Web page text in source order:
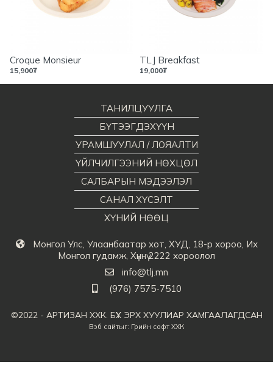
Croque Monsieur
15,900₮
TLJ Breakfast
19,000₮
Монгол Улс, Улаанбаатар хот, ХУД, 18-р хороо, Их
Монгол гудамж, Хүннү 2222 хороолол
info@tlj.mn
(976) 7575-7510
ТАНИЛЦУУЛГА
БҮТЭЭГДЭХҮҮН
УРАМШУУЛАЛ / ЛОЯАЛТИ
ҮЙЛЧИЛГЭЭНИЙ НӨХЦӨЛ
САЛБАРЫН МЭДЭЭЛЭЛ
САНАЛ ХҮСЭЛТ
ХҮНИЙ НӨӨЦ
©2022 - АРТИЗАН ХХК. БҮХ ЭРХ ХУУЛИАР ХАМГААЛАГДСАН
Вэб сайтыг: Грийн софт ХХК